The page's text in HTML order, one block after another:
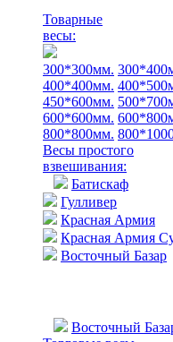
Товарные
весы:
300*300мм.
400*400мм.
450*600мм.
600*600мм.
800*800мм.
Весы простого
взвешивания:
Батискаф
Гулливер
Красная Армия
Красная Армия
Восточный Базар
Восточный